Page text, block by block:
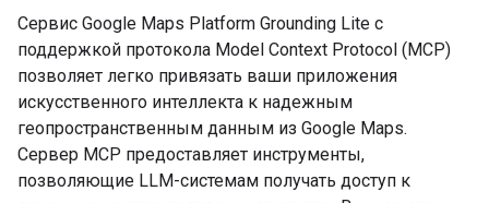
Сервис Google Maps Platform Grounding Lite с
поддержкой протокола Model Context Protocol (MCP)
позволяет легко привязать ваши приложения
искусственного интеллекта к надежным
геопространственным данным из Google Maps.
Сервер MCP предоставляет инструменты,
позволяющие LLM-системам получать доступ к